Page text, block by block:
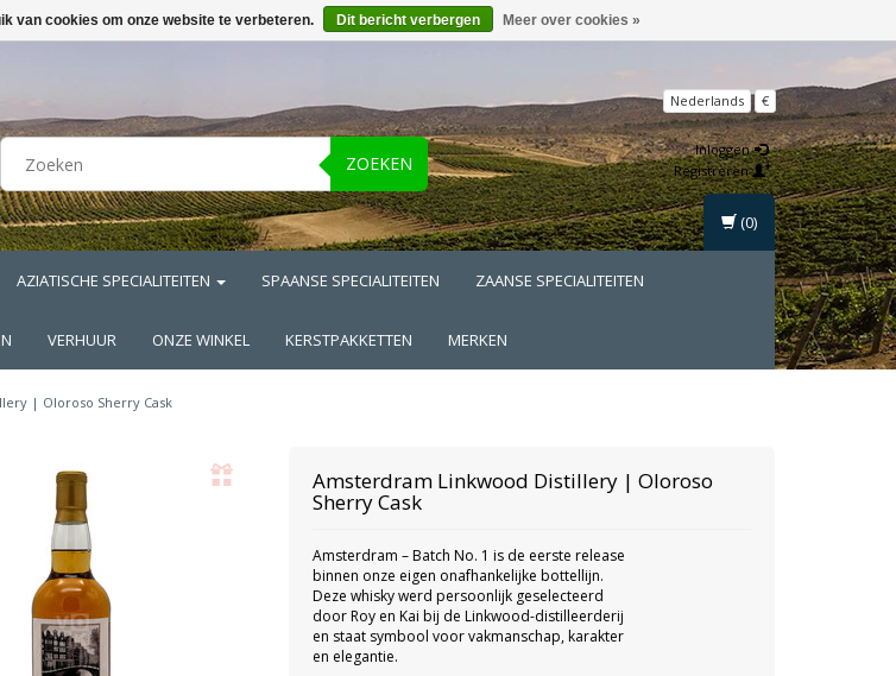
ZOEKEN
Nederlands €
Inloggen
Registreren
AZIATISCHE SPECIALITEITEN SPAANSE SPECIALITEITEN ZAANSE SPECIALITEITEN
VERHUUR ONZE WINKEL KERSTPAKKETTEN MERKEN
(0)
| Oloroso Sherry Cask
Amsterdram Linkwood Distillery | Oloroso
Sherry Cask
Amsterdram – Batch No. 1 is de eerste release
binnen onze eigen onafhankelijke bottellijn.
Deze whisky werd persoonlijk geselecteerd
door Roy en Kai bij de Linkwood-distilleerderij
en staat symbool voor vakmanschap, karakter
en elegantie.
van cookies om onze website te verbeteren. Dit bericht verbergen Meer over cookies »